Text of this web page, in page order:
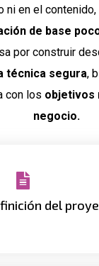
ni en el contenido,
de base
por construir
técnica segura,
con los objetivos
negocio.
del
a fondo los
requerimientos y
técnicos.